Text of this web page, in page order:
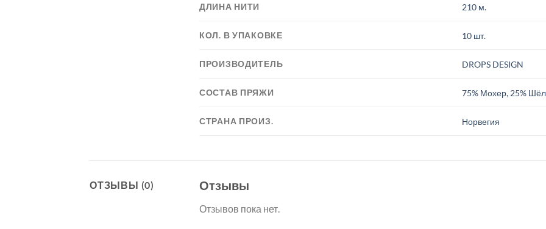
ДЛИНА НИТИ 210 м.
КОЛ. В УПАКОВКЕ 10 шт.
ПРОИЗВОДИТЕЛЬ DROPS DESIGN
СОСТАВ ПРЯЖИ 75% Мохер, 25%
СТРАНА ПРОИЗ. Норвегия
ОТЗЫВЫ (0) Отзывы
Отзывов пока нет.